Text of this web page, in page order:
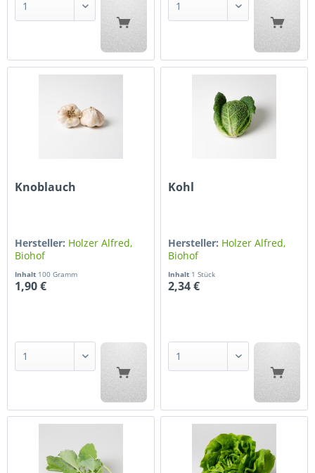
Knoblauch
Hersteller: Holzer Alfred,
Biohof
Inhalt 100 Gramm
1,90 €
Kohl
Hersteller: Holzer Alfred,
Biohof
Inhalt 1 Stück
2,34 €